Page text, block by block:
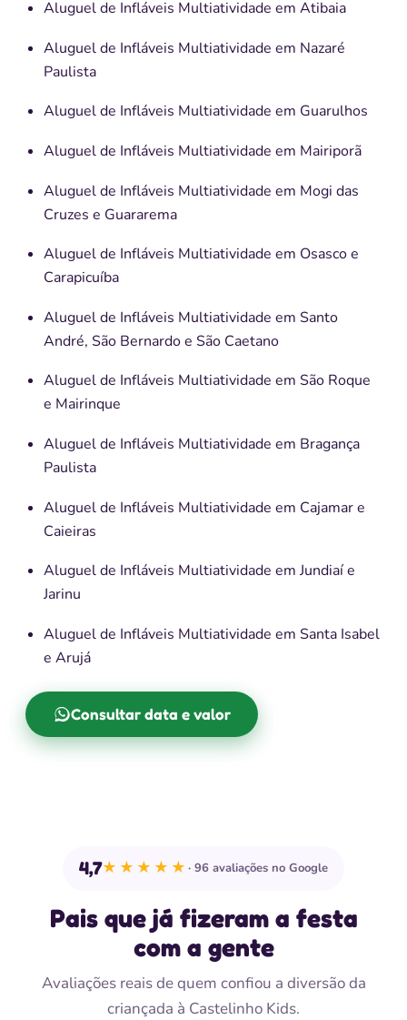
Aluguel de Infláveis Multiatividade em Atibaia
Aluguel de Infláveis Multiatividade em Nazaré
Paulista
Aluguel de Infláveis Multiatividade em Guarulhos
Aluguel de Infláveis Multiatividade em Mairiporã
Aluguel de Infláveis Multiatividade em Mogi das
Cruzes e Guararema
Aluguel de Infláveis Multiatividade em Osasco e
Carapicuíba
Aluguel de Infláveis Multiatividade em Santo
André, São Bernardo e São Caetano
Aluguel de Infláveis Multiatividade em São Roque
e Mairinque
Aluguel de Infláveis Multiatividade em Bragança
Paulista
Aluguel de Infláveis Multiatividade em Cajamar e
Caieiras
Aluguel de Infláveis Multiatividade em Jundiaí e
Jarinu
Aluguel de Infláveis Multiatividade em Santa Isabel
e Arujá
Consultar data e valor
4,7★★★★★ 96 avaliações no Google
Pais que já fizeram a festa
com a gente
Avaliações reais de quem confiou a diversão da
criançada à Castelinho Kids.